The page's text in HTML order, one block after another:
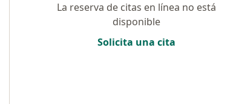
La reserva de citas en línea no está
disponible
Solicita una cita